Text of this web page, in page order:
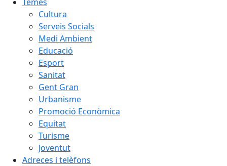
Cultura
Serveis Socials
Medi Ambient
Educació
Esport
Sanitat
Gent Gran
Urbanisme
Promoció Econòmica
Equitat
Turisme
Joventut
Adreces i telèfons